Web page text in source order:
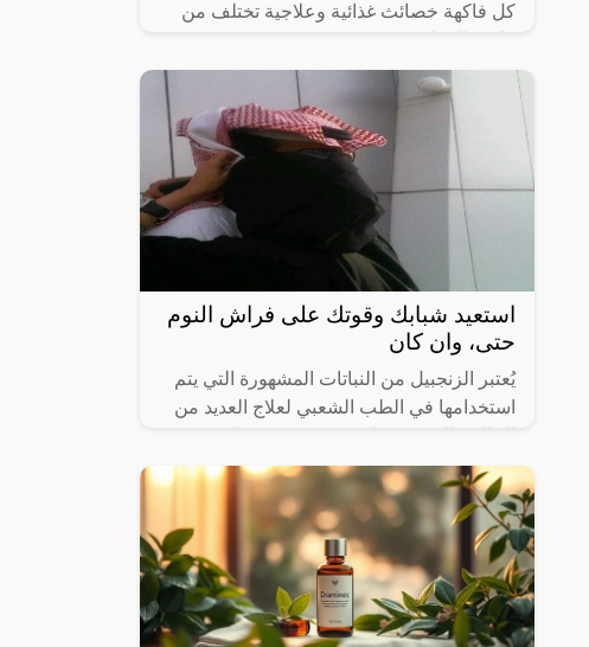
كل فاكهة خصائث غذائية وعلاجية تختلف من
استعيد شبابك وقوتك على فراش النوم
حتى، وان كان
يُعتبر الزنجبيل من النباتات المشهورة التي يتم
استخدامها في الطب الشعبي لعلاج العديد من
صحة الرجال الجنسية.